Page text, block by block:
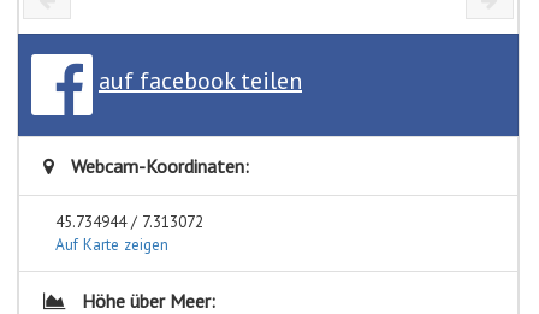
auf facebook teilen
Webcam-Koordinaten:
45.734944 / 7.313072
Auf Karte zeigen
Höhe über Meer: